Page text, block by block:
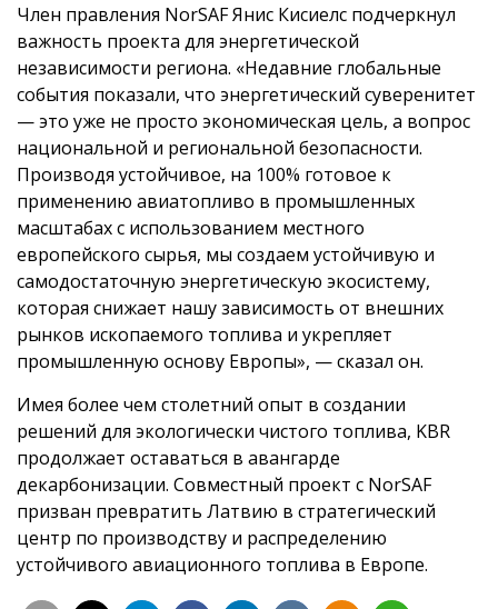
Член правления NorSAF Янис Кисиелс подчеркнул
важность проекта для энергетической
независимости региона. «Недавние глобальные
события показали, что энергетический суверенитет
— это уже не просто экономическая цель, а вопрос
национальной и региональной безопасности.
Производя устойчивое, на 100% готовое к
применению авиатопливо в промышленных
масштабах с использованием местного
европейского сырья, мы создаем устойчивую и
самодостаточную энергетическую экосистему,
которая снижает нашу зависимость от внешних
рынков ископаемого топлива и укрепляет
промышленную основу Европы», — сказал он.
Имея более чем столетний опыт в создании
решений для экологически чистого топлива, KBR
продолжает оставаться в авангарде
декарбонизации. Совместный проект с NorSAF
призван превратить Латвию в стратегический
центр по производству и распределению
устойчивого авиационного топлива в Европе.